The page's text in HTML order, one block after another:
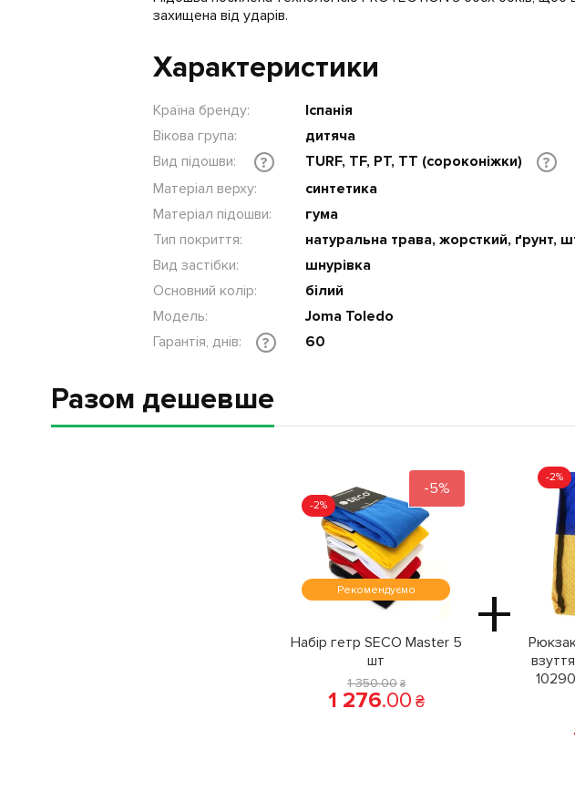
захищена від ударів.
Характеристики
Країна бренду:
Іспанія
Вікова група:
дитяча
Вид підошви:
? TURF, TF, PT, TT (сороконіжки)
?
Матеріал верху:
синтетика
Матеріал підошви:
гума
Тип покриття:
натуральна трава, жорсткий, ґрунт,
Вид застібки:
шнурівка
Основний колір:
білий
Модель:
Joma Toledo
Гарантія, днів:
? 60
Разом дешевше
-5%
Рекомендуємо
-2%
+
Набір гетр SECO Master 5
шт
1 350.00 ₴
1 276.00 ₴
-2%